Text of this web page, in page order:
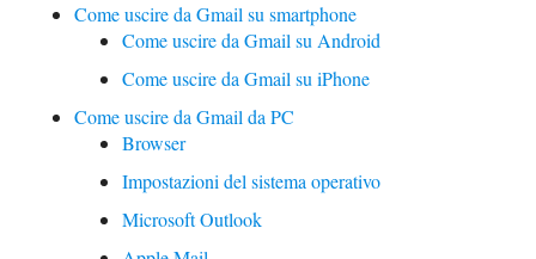
Come uscire da Gmail su smartphone
Come uscire da Gmail su Android
Come uscire da Gmail su iPhone
Come uscire da Gmail da PC
Browser
Impostazioni del sistema operativo
Microsoft Outlook